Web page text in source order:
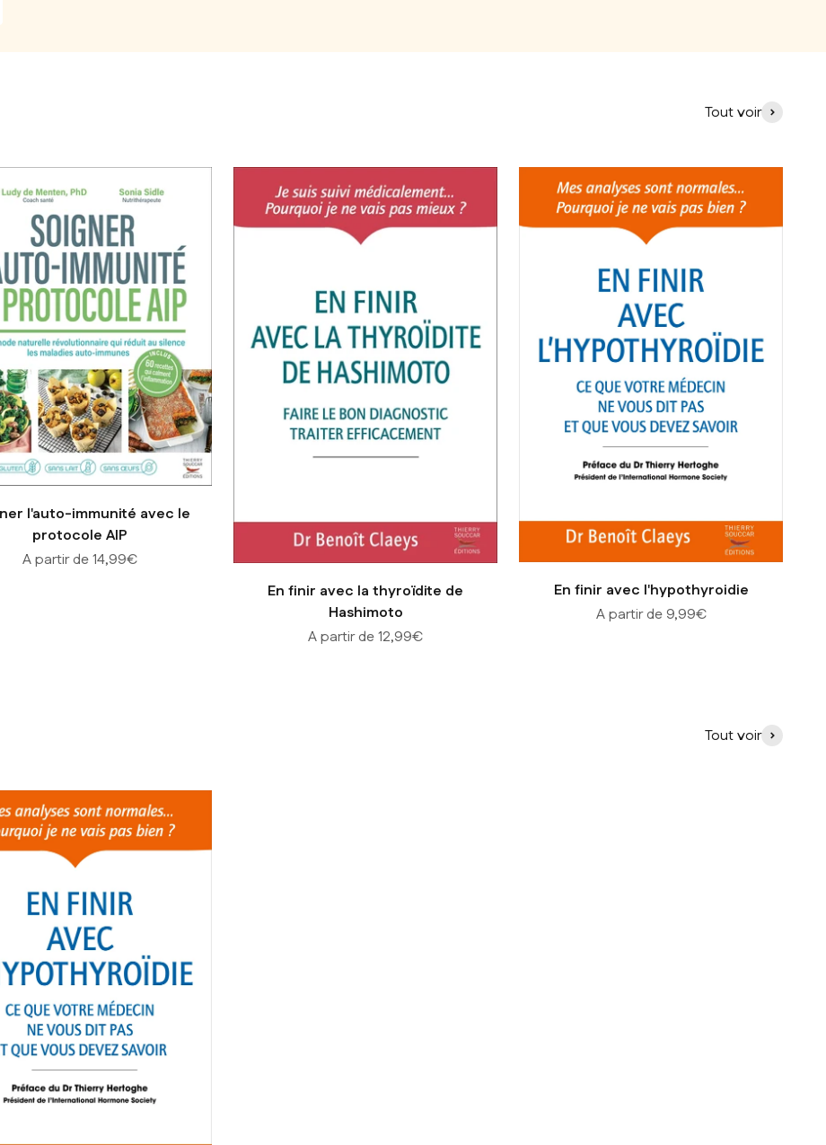
Tout voir
l'auto-immunité avec le
protocole AIP
Prix de vente
A partir de 14,99€
En finir avec la thyroïdite de
Hashimoto
Prix de vente
A partir de 12,99€
En finir avec l'hypothyroidie
Prix de vente
A partir de 9,99€
Tout voir